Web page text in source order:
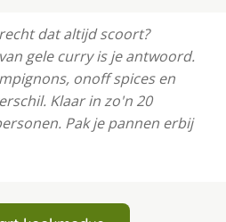
dat altijd scoort?
gele curry is je antwoord.
onoff spices en
Klaar in zo'n 20
Pak je pannen erbij